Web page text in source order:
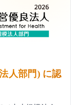
人部門) に認